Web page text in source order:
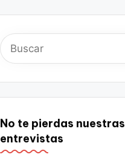
No te pierdas nuestras
entrevistas